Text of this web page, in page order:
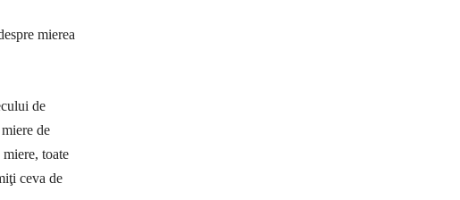
mierea
de
de
toate
ceva de